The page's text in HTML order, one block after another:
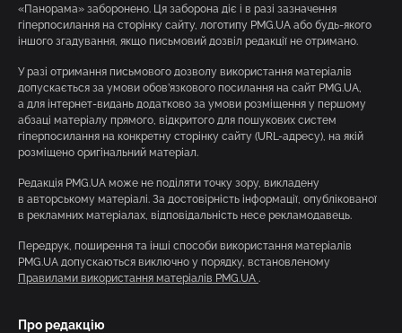
«Панорама» заборонено. Ця заборона діє і в разі зазначення
гіперпосилання на сторінку сайту, логотипу PMG.UA або будь-якого
іншого згадування, якщо письмовий дозвіл редакції не отримано.
У разі отримання письмового дозволу використання матеріалів
допускається за умови обов’язкового посилання на сайт PMG.UA,
а для інтернет-видань додатково за умови розміщення у першому
абзаці матеріалу прямого, відкритого для пошукових систем
гіперпосилання на конкретну сторінку сайту (URL-адресу), на якій
розміщено оригінальний матеріал.
Редакція PMG.UA може не поділяти точку зору, викладену
в авторському матеріалі. За достовірність інформації, опублікованої
в рекламних матеріалах, відповідальність несе рекламодавець.
Передрук, поширення та інші способи використання матеріалів
PMG.UA допускаються виключно у порядку, встановленому
Правилами використання матеріалів PMG.UA .
Про редакцію